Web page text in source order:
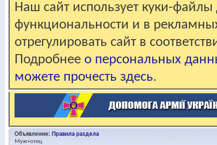
Наш сайт использует куки-файлы
функциональности и в
отрегулировать сайт в
Подробнее о персональных
можете прочесть здесь.
Объявление: Правила раздела
Муж+отец